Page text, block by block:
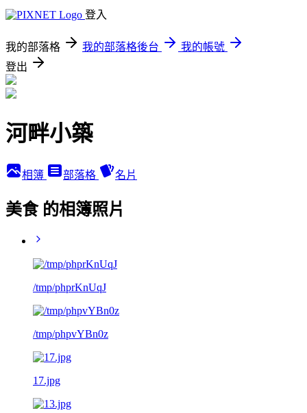
登入
我的部落格 我的部落格後台
我的帳號
登出
河畔小築
相簿 部落格 名片
美食 的相簿照片
/tmp/phprKnUqJ
/tmp/phpvYBn0z
17.jpg